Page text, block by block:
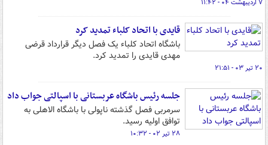
۷ اردیبهشت ۰۴ - ۱۱:۴۲
قایدی با اتحاد کلباء تمدید کرد
باشگاه اتحاد کلباء یک فصل دیگر قرارداد قرضی
مهدی قایدی را تمدید کرد.
۲۰ تیر ۰۳ - ۲۱:۵۱
جلسه رئیس باشگاه عربستانی با اسپالتی جواب داد
سرمربی فصل گذشته ناپولی با باشگاه الاهلی به
توافق اولیه رسید.
۲۸ تیر ۰۲ - ۱۰:۳۲